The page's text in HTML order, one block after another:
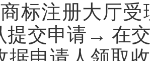
标注册大厅
提交申请→ 在